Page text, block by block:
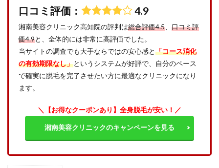
口コミ評価：
4.9
湘南美容クリニック高知院の評判は総合評価4.5
口コミ評
価4.9と、全体的には非常に高評価でした。
当サイトの調査でも大手ならではの安心感と「コース消化
の有効期限なし」というシステムが好評で、自分のペース
で確実に脱毛を完了させたい方に最適なクリニックになり
ます。
＼【お得なクーポンあり】全身脱毛が安い！／
湘南美容クリニックのキャンペーンを見る